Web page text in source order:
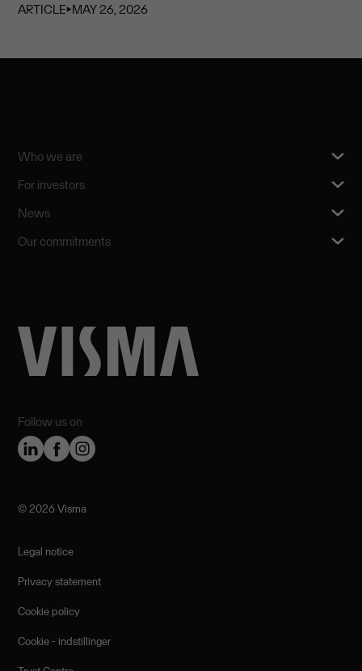
ARTICLE⏵MAY 26, 2026
Follow us on
Who we are
For investors
News
Our commitments
©️ 2026 Visma
Legal notice
Privacy statement
Cookie policy
Cookie - indstillinger